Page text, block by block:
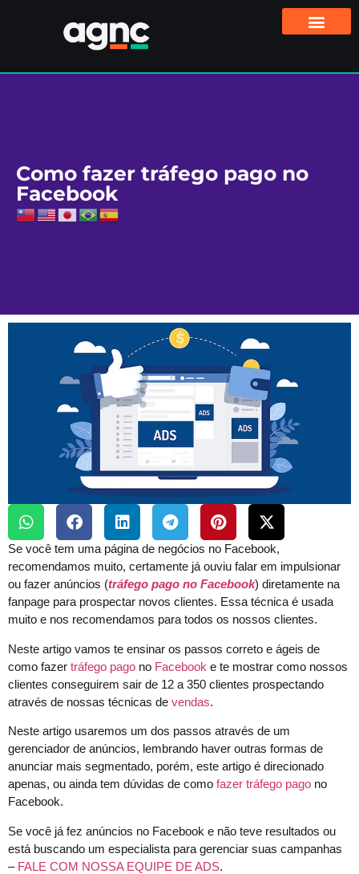
Como fazer tráfego pago no
Facebook
Se você tem uma página de negócios no Facebook,
recomendamos muito, certamente já ouviu falar em impulsionar
ou fazer anúncios (tráfego pago no Facebook) diretamente na
fanpage para prospectar novos clientes. Essa técnica é usada
muito e nos recomendamos para todos os nossos clientes.
Neste artigo vamos te ensinar os passos correto e ágeis de
como fazer tráfego pago no Facebook e te mostrar como nossos
clientes conseguirem sair de 12 a 350 clientes prospectando
através de nossas técnicas de vendas.
Neste artigo usaremos um dos passos através de um
gerenciador de anúncios, lembrando haver outras formas de
anunciar mais segmentado, porém, este artigo é direcionado
apenas, ou ainda tem dúvidas de como fazer tráfego pago no
Facebook.
Se você já fez anúncios no Facebook e não teve resultados ou
está buscando um especialista para gerenciar suas campanhas
– FALE COM NOSSA EQUIPE DE ADS.